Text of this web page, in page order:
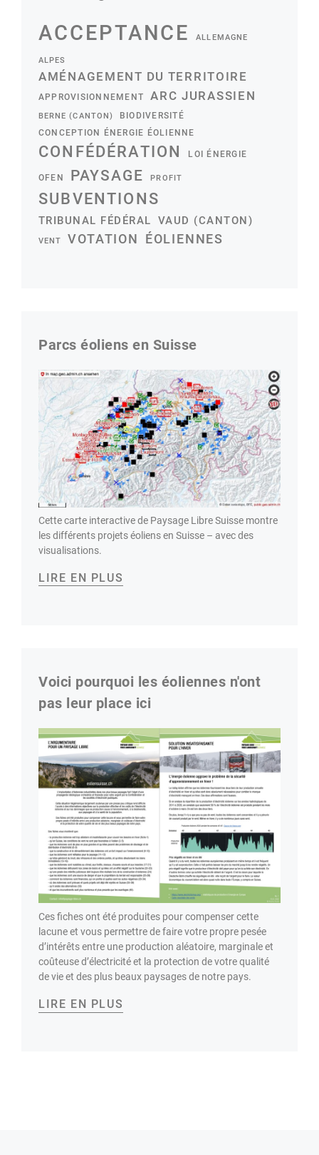
ACCEPTANCE ALLEMAGNE
ALPES
AMÉNAGEMENT DU TERRITOIRE
APPROVISIONNEMENT ARC JURASSIEN
BERNE (CANTON)
BIODIVERSITÉ
CONCEPTION ÉNERGIE ÉOLIENNE
CONFÉDÉRATION LOI ÉNERGIE
OFEN PAYSAGE PROFIT
SUBVENTIONS
TRIBUNAL FÉDÉRAL VAUD (CANTON)
VENT VOTATION ÉOLIENNES
Parcs éoliens en Suisse
Cette carte interactive de Paysage Libre Suisse montre
les différents projets éoliens en Suisse – avec des
visualisations.
LIRE EN PLUS
Voici pourquoi les éoliennes n'ont
pas leur place ici
Ces fiches ont été produites pour compenser cette
lacune et vous permettre de faire votre propre pesée
d’intérêts entre une production aléatoire, marginale et
coûteuse d’électricité et la protection de votre qualité
de vie et des plus beaux paysages de notre pays.
LIRE EN PLUS